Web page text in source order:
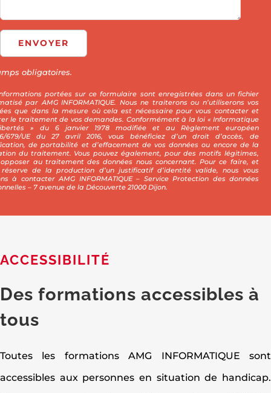
ENVOYER
obligatoires.
portées sur ce formulaire sont enregistrées dans un fichier
par AMG INFORMATIQUE. Nous ne traiterons ou n’utiliserons vos
que dans la mesure où cela est nécessaire pour vous contacter et
le traitement de vos demandes. Conformément à la loi « Informatique
» du 6 janvier 1978 modifiée et au Règlement européen
679/UE du 27 avril 2016, vous bénéficiez d’un droit d’accès, de
de portabilité et d’effacement de vos données ou encore de la
du traitement. Vous pouvez également, pour des motifs légitimes,
opposer au traitement des données nous concernant. Pour ce faire, et
réserve de la production d’un justificatif d’identité valide, nous vous
à contacter AMG INFORMATIQUE – Service Protection des données
– 7 avenue de la Découverte 21000 Dijon.
ACCESSIBILITÉ
Des formations accessibles à
tous
Toutes les formations AMG INFORMATIQUE sont
accessibles aux personnes en situation de handicap.